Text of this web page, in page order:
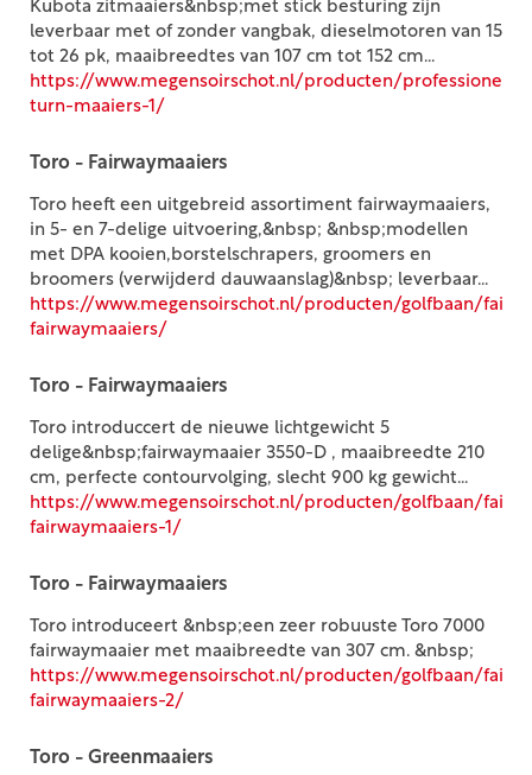
Kubota zitmaaiers&nbsp;met stick besturing zijn
leverbaar met of zonder vangbak, dieselmotoren van 15
tot 26 pk, maaibreedtes van 107 cm tot 152 cm...
https://www.megensoirschot.nl/producten/professioneel/
turn-maaiers-1/
Toro - Fairwaymaaiers
Toro heeft een uitgebreid assortiment fairwaymaaiers,
in 5- en 7-delige uitvoering,&nbsp; &nbsp;modellen
met DPA kooien,borstelschrapers, groomers en
broomers (verwijderd dauwaanslag)&nbsp; leverbaar...
https://www.megensoirschot.nl/producten/golfbaan/
fairwaymaaiers/
Toro - Fairwaymaaiers
Toro introduccert de nieuwe lichtgewicht 5
delige&nbsp;fairwaymaaier 3550-D , maaibreedte 210
cm, perfecte contourvolging, slecht 900 kg gewicht...
https://www.megensoirschot.nl/producten/golfbaan/
fairwaymaaiers-1/
Toro - Fairwaymaaiers
Toro introduceert &nbsp;een zeer robuuste Toro 7000
fairwaymaaier met maaibreedte van 307 cm. &nbsp;
https://www.megensoirschot.nl/producten/golfbaan/
fairwaymaaiers-2/
Toro - Greenmaaiers